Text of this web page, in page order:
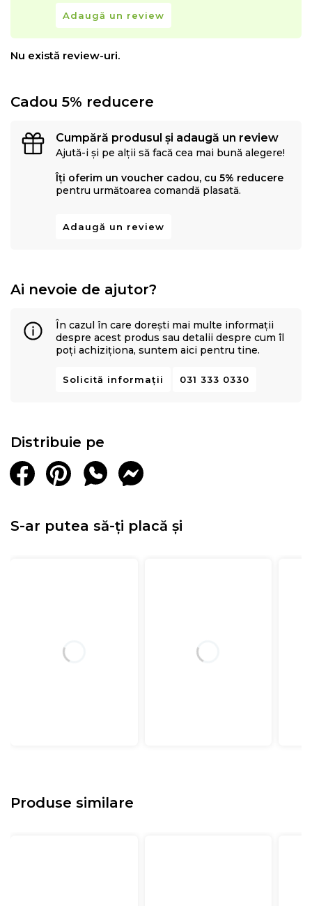
Adaugă un review
Nu există review-uri.
Cadou 5% reducere
Cumpără produsul și adaugă un review
Ajută-i și pe alții să facă cea mai bună alegere!
Îți oferim un voucher cadou, cu 5% reducere
pentru următoarea comandă plasată.
Adaugă un review
Ai nevoie de ajutor?
În cazul în care dorești mai multe informații
despre acest produs sau detalii despre cum îl
poți achiziționa, suntem aici pentru tine.
Solicită informații 031 333 0330
Distribuie pe
S-ar putea să-ți placă și
Produse similare